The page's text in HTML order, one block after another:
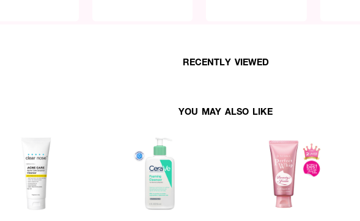
RECENTLY VIEWED
YOU MAY ALSO LIKE